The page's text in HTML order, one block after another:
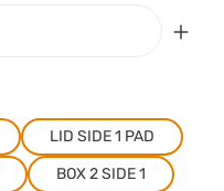
LID SIDE 1 PAD
BOX 2 SIDE 1